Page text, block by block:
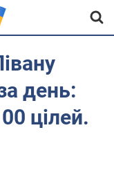
день:
цілей.